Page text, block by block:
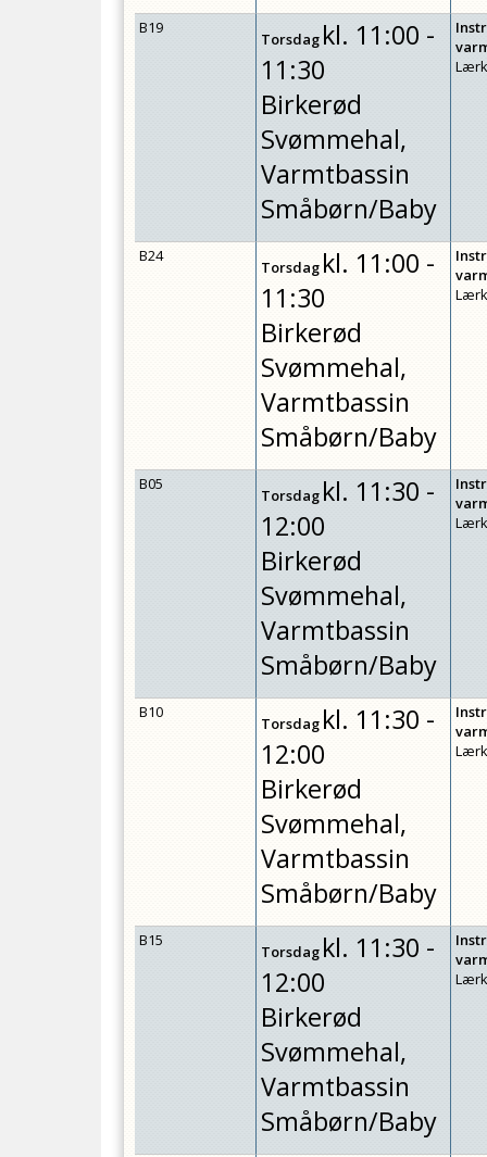
B19
Torsdagkl. 11:00 -
11:30
Birkerød
Svømmehal,
Varmtbassin
Småbørn/Baby
B24
Torsdagkl. 11:00 -
11:30
Birkerød
Svømmehal,
Varmtbassin
Småbørn/Baby
B05
Torsdagkl. 11:30 -
12:00
Birkerød
Svømmehal,
Varmtbassin
Småbørn/Baby
B10
Torsdagkl. 11:30 -
12:00
Birkerød
Svømmehal,
Varmtbassin
Småbørn/Baby
B15
Torsdagkl. 11:30 -
12:00
Birkerød
Svømmehal,
Varmtbassin
Småbørn/Baby